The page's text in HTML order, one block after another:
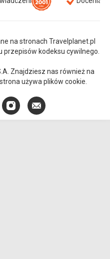
na stronach Travelplanet.pl
kodeksu cywilnego.
Znajdziesz nas również na
strona używa plików cookie.
Instagram
E-
mail